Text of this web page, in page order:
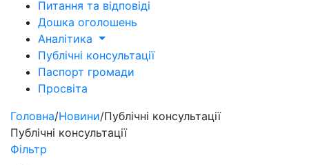
Питання та відповіді
Дошка оголошень
Аналітика
Публічні консультації
Паспорт громади
Просвіта
Головна/Новини/Публічні консультації
Публічні консультації
Фільтр